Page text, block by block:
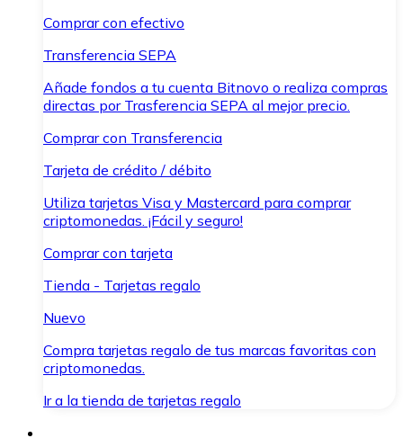
Comprar con efectivo
Transferencia SEPA
Añade fondos a tu cuenta Bitnovo o realiza compras
directas por Trasferencia SEPA al mejor precio.
Comprar con Transferencia
Tarjeta de crédito / débito
Utiliza tarjetas Visa y Mastercard para comprar
criptomonedas. ¡Fácil y seguro!
Comprar con tarjeta
Tienda - Tarjetas regalo
Nuevo
Compra tarjetas regalo de tus marcas favoritas con
criptomonedas.
Ir a la tienda de tarjetas regalo